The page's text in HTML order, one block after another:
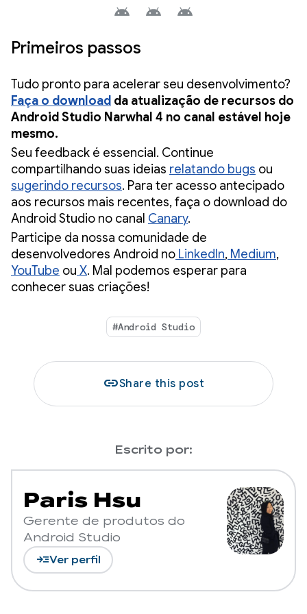
Primeiros passos
Tudo pronto para acelerar seu desenvolvimento?
Faça o download da atualização de recursos do
Android Studio Narwhal 4 no canal estável hoje
mesmo.
Seu feedback é essencial. Continue
compartilhando suas ideias relatando bugs ou
sugerindo recursos. Para ter acesso antecipado
aos recursos mais recentes, faça o download do
Android Studio no canal Canary.
Participe da nossa comunidade de
desenvolvedores Android no LinkedIn, Medium,
YouTube ou X. Mal podemos esperar para
conhecer suas criações!
#Android Studio
linkShare this post
Escrito por:
Paris Hsu
Gerente de produtos do
Android Studio
read_moreVer perfil